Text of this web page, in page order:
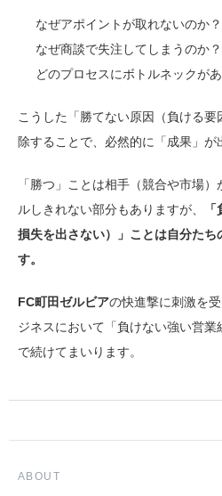
なぜアポイントが取れないのか？
なぜ商談で失注してしまうのか？
どのプロセスにボトルネックが
こうした「勝てない原因（負ける
除することで、必然的に「成果」が
「勝つ」ことは相手（競合や市場
ルしきれない部分もありますが、
損失を出さない）」ことは自分たち
す。
FC町田ゼルビアの快進撃に刺激を
ジネスにおいて「負けない強い営
で続けてまいります。
ABOUT